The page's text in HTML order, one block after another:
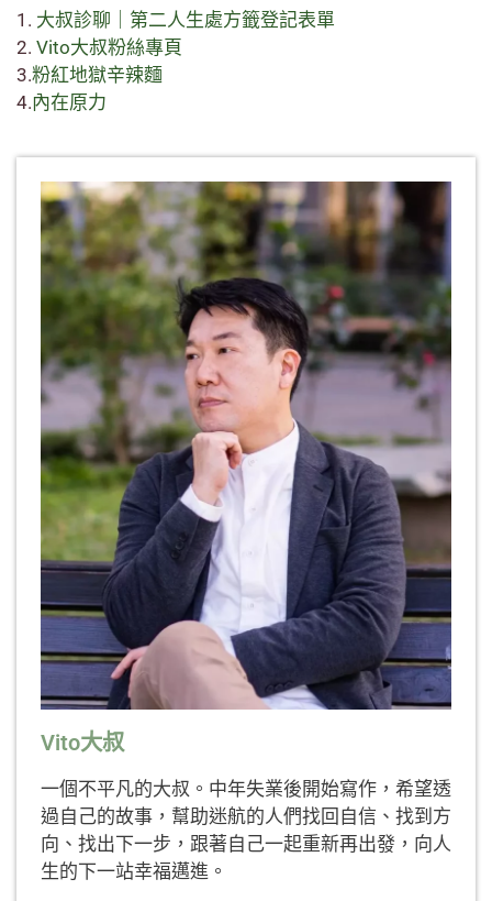
1. 大叔診聊｜第二人生處方籤登記表單
2. Vito大叔粉絲專頁
3.粉紅地獄辛辣麵
4.內在原力
Vito大叔
一個不平凡的大叔。中年失業後開始寫作，希望透
過自己的故事，幫助迷航的人們找回自信、找到方
向、找出下一步，跟著自己一起重新再出發，向人
生的下一站幸福邁進。